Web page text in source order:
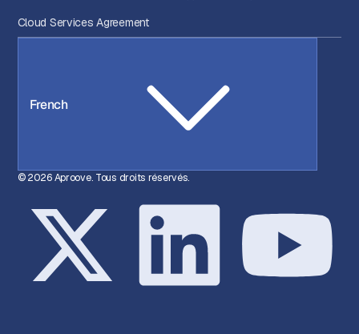
Cloud Services Agreement
French
© 2026 Aproove. Tous droits réservés.